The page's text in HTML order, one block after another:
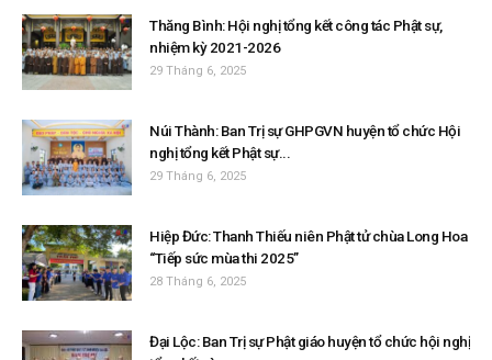
Thăng Bình: Hội nghị tổng kết công tác Phật sự,
nhiệm kỳ 2021-2026
29 Tháng 6, 2025
Núi Thành: Ban Trị sự GHPGVN huyện tổ chức Hội
nghị tổng kết Phật sự...
29 Tháng 6, 2025
Hiệp Đức: Thanh Thiếu niên Phật tử chùa Long Hoa
“Tiếp sức mùa thi 2025”
28 Tháng 6, 2025
Đại Lộc: Ban Trị sự Phật giáo huyện tổ chức hội nghị